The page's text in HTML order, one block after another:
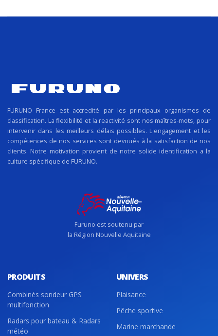
FURUNO France est accredité par les principaux organismes de
classification. La flexibilité et la reactivité sont nos maîtres-mots, pour
intervenir dans les meilleurs délais possibles. L'engagement et les
compétences de nos services sont devoués à la satisfaction de nos
clients. Notre motivation provient de notre solide identification a la
culture spécifique de FURUNO.
Furuno est soutenu par
la Région Nouvelle Aquitaine
PRODUITS
Combinés sondeur GPS
multifonction
Radars pour bateau & Radars
météo
UNIVERS
Plaisance
Pêche sportive
Marine marchande